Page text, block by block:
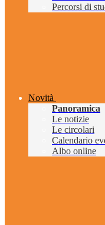
Percorsi di
Novità
Panoramica
Le notizie
Le circolari
Calendario
Albo online